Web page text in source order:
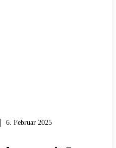
6. Februar 2025